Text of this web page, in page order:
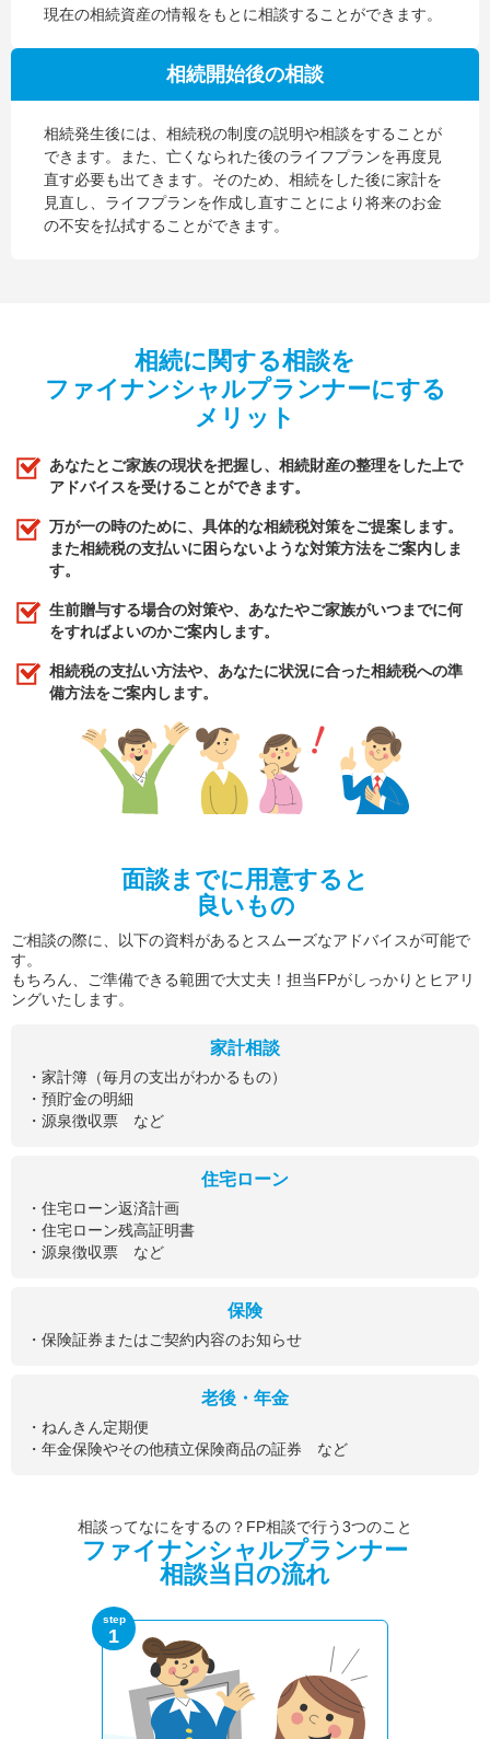
現在の相続資産の情報をもとに相談することができます。
相続開始後の相談
相続発生後には、相続税の制度の説明や相談をすることが
できます。また、亡くなられた後のライフプランを再度見
直す必要も出てきます。そのため、相続をした後に家計を
見直し、ライフプランを作成し直すことにより将来のお金
の不安を払拭することができます。
相続に関する相談を
ファイナンシャルプランナーにする
メリット
あなたとご家族の現状を把握し、相続財産の整理をした上で
アドバイスを受けることができます。
万が一の時のために、具体的な相続税対策をご提案します。
また相続税の支払いに困らないような対策方法をご案内しま
す。
生前贈与する場合の対策や、あなたやご家族がいつまでに何
をすればよいのかご案内します。
相続税の支払い方法や、あなたに状況に合った相続税への準
備方法をご案内します。
面談までに用意すると
良いもの
ご相談の際に、以下の資料があるとスムーズなアドバイスが可能で
す。
もちろん、ご準備できる範囲で大丈夫！担当FPがしっかりとヒアリ
ングいたします。
家計相談
・家計簿（毎月の支出がわかるもの）
・預貯金の明細
・源泉徴収票 など
住宅ローン
・住宅ローン返済計画
・住宅ローン残高証明書
・源泉徴収票 など
保険
・保険証券またはご契約内容のお知らせ
老後・年金
・ねんきん定期便
・年金保険やその他積立保険商品の証券 など
相談ってなにをするの？FP相談で行う3つのこと
ファイナンシャルプランナー
相談当日の流れ
step
1